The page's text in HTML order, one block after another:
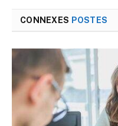
CONNEXES POSTES